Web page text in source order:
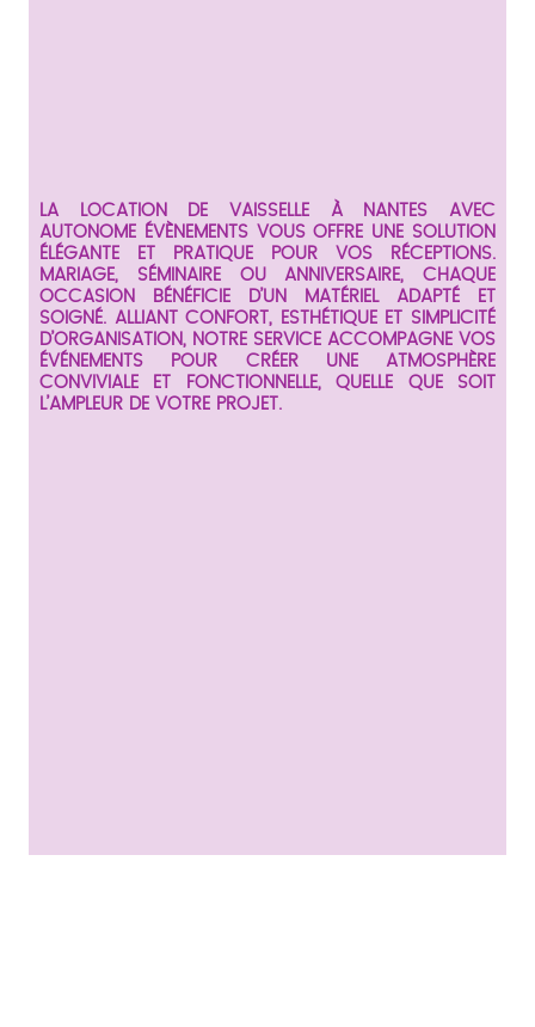
LA LOCATION DE VAISSELLE À NANTES AVEC
AUTONOME ÉVÈNEMENTS VOUS OFFRE UNE SOLUTION
ÉLÉGANTE ET PRATIQUE POUR VOS RÉCEPTIONS.
MARIAGE, SÉMINAIRE OU ANNIVERSAIRE, CHAQUE
OCCASION BÉNÉFICIE D’UN MATÉRIEL ADAPTÉ ET
SOIGNÉ. ALLIANT CONFORT, ESTHÉTIQUE ET SIMPLICITÉ
D’ORGANISATION, NOTRE SERVICE ACCOMPAGNE VOS
ÉVÉNEMENTS POUR CRÉER UNE ATMOSPHÈRE
CONVIVIALE ET FONCTIONNELLE, QUELLE QUE SOIT
L’AMPLEUR DE VOTRE PROJET.